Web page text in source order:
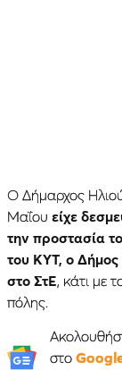
Ο Δήμαρχος
Μαΐου είχε
την προστασία
του ΚΥΤ, ο Δήμος
στο ΣτΕ, κάτι με
πόλης.
στο